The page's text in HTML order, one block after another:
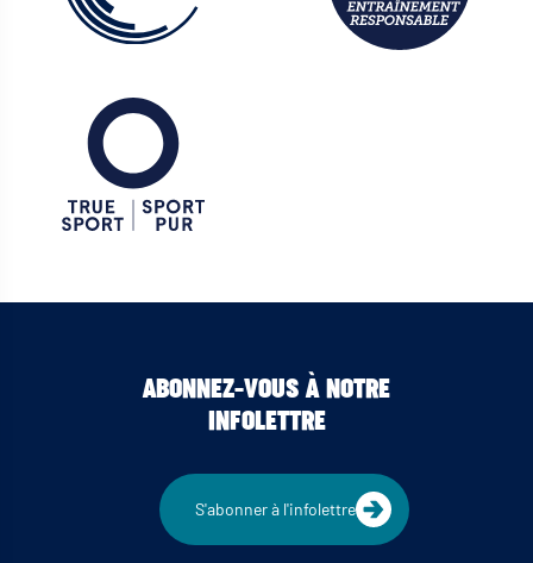
ABONNEZ-VOUS À NOTRE
INFOLETTRE
S'abonner à l'infolettre